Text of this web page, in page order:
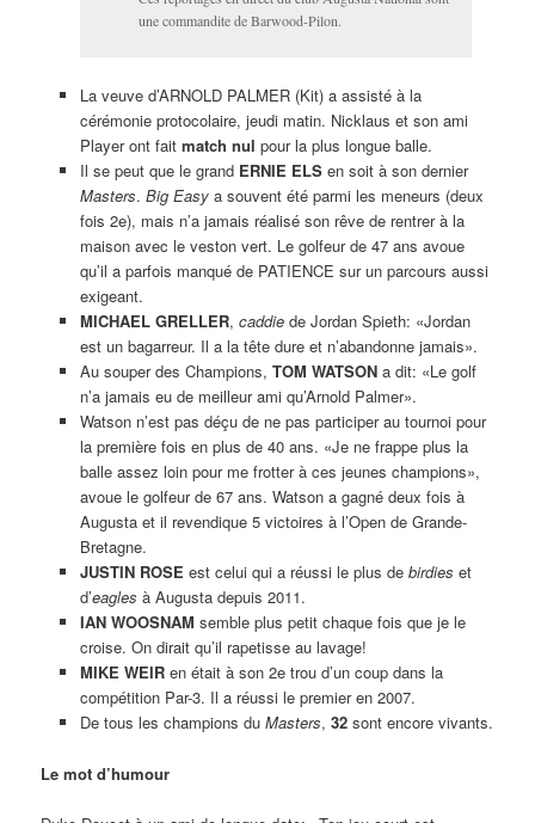
une commandite de Barwood-Pilon.
La veuve d’ARNOLD PALMER (Kit) a assisté à la
cérémonie protocolaire, jeudi matin. Nicklaus et son ami
Player ont fait match nul pour la plus longue balle.
Il se peut que le grand ERNIE ELSen soit à son dernier
Masters. Big Easy a souvent été parmi les meneurs (deux
fois 2e), mais n’a jamais réalisé son rêve de rentrer à la
maison avec le veston vert. Le golfeur de 47 ans avoue
qu’il a parfois manqué de PATIENCE sur un parcours aussi
exigeant.
MICHAEL GRELLER, caddie de Jordan Spieth: «Jordan
est un bagarreur. Il a la tête dure et n’abandonne jamais».
Au souper des Champions, TOM WATSONa dit: «Le golf
n’a jamais eu de meilleur ami qu’Arnold Palmer».
Watson n’est pas déçu de ne pas participer au tournoi pour
la première fois en plus de 40 ans. «Je ne frappe plus la
balle assez loin pour me frotter à ces jeunes champions»,
avoue le golfeur de 67 ans. Watson a gagné deux fois à
Augusta et il revendique 5 victoires à l’Open de Grande-
Bretagne.
JUSTIN ROSE est celui qui a réussi le plus de birdies et
d’eagles à Augusta depuis 2011.
IAN WOOSNAM semble plus petit chaque fois que je le
croise. On dirait qu’il rapetisse au lavage!
MIKE WEIR en était à son 2e trou d’un coup dans la
compétition Par-3. Il a réussi le premier en 2007.
De tous les champions du Masters, 32 sont encore vivants.
Le mot d’humour